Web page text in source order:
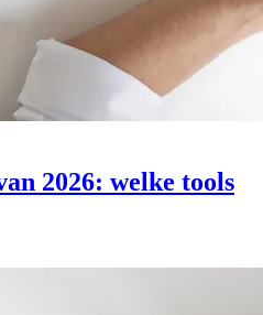
2026: welke tools